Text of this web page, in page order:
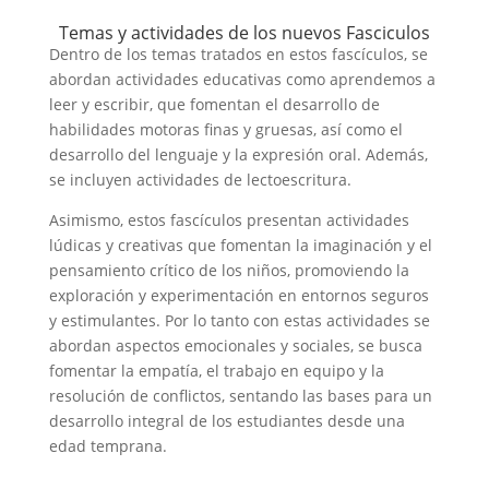
y
V
i
d
e
o
Temas y actividades de los nuevos Fasciculos
Dentro de los temas tratados en estos fascículos, se
abordan actividades educativas como aprendemos a
leer y escribir, que fomentan el desarrollo de
habilidades motoras finas y gruesas, así como el
desarrollo del lenguaje y la expresión oral. Además,
se incluyen actividades de lectoescritura.
Asimismo, estos fascículos presentan actividades
lúdicas y creativas que fomentan la imaginación y el
pensamiento crítico de los niños, promoviendo la
exploración y experimentación en entornos seguros
y estimulantes. Por lo tanto con estas actividades se
abordan aspectos emocionales y sociales, se busca
fomentar la empatía, el trabajo en equipo y la
resolución de conflictos, sentando las bases para un
desarrollo integral de los estudiantes desde una
edad temprana.